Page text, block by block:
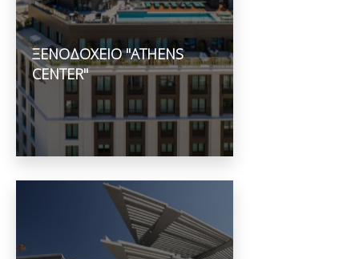
ΞΕΝΟΔΟΧΕΙΟ "ATHENS
CENTER"